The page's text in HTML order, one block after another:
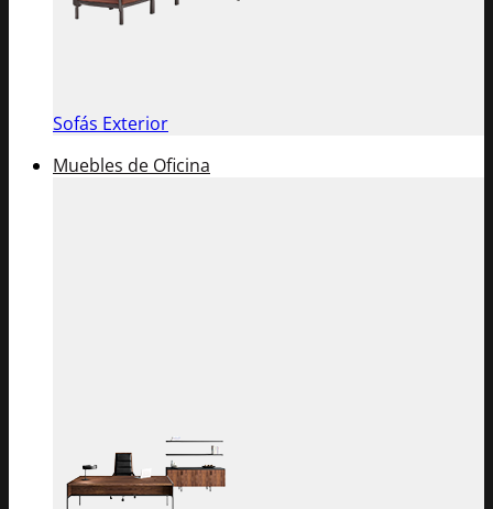
Sofás Exterior
Muebles de Oficina